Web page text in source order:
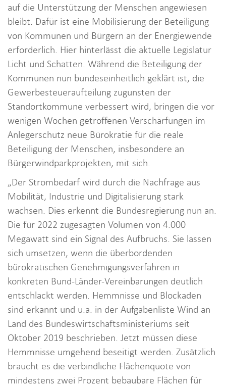
auf die Unterstützung der Menschen angewiesen
bleibt. Dafür ist eine Mobilisierung der Beteiligung
von Kommunen und Bürgern an der Energiewende
erforderlich. Hier hinterlässt die aktuelle Legislatur
Licht und Schatten. Während die Beteiligung der
Kommunen nun bundeseinheitlich geklärt ist, die
Gewerbesteueraufteilung zugunsten der
Standortkommune verbessert wird, bringen die vor
wenigen Wochen getroffenen Verschärfungen im
Anlegerschutz neue Bürokratie für die reale
Beteiligung der Menschen, insbesondere an
Bürgerwindparkprojekten, mit sich.
„Der Strombedarf wird durch die Nachfrage aus
Mobilität, Industrie und Digitalisierung stark
wachsen. Dies erkennt die Bundesregierung nun an.
Die für 2022 zugesagten Volumen von 4.000
Megawatt sind ein Signal des Aufbruchs. Sie lassen
sich umsetzen, wenn die überbordenden
bürokratischen Genehmigungsverfahren in
konkreten Bund-Länder-Vereinbarungen deutlich
entschlackt werden. Hemmnisse und Blockaden
sind erkannt und u.a. in der Aufgabenliste Wind an
Land des Bundeswirtschaftsministeriums seit
Oktober 2019 beschrieben. Jetzt müssen diese
Hemmnisse umgehend beseitigt werden. Zusätzlich
braucht es die verbindliche Flächenquote von
mindestens zwei Prozent bebaubare Flächen für